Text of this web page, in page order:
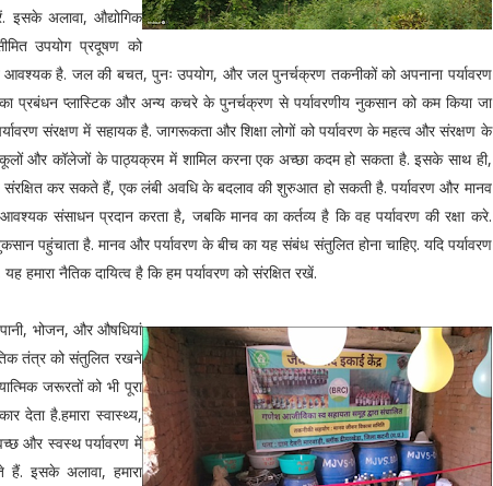
इसके अलावा, औद्योगिक
उपयोग प्रदूषण को
है. जल की बचत, पुनः उपयोग, और जल पुनर्चक्रण तकनीकों को अपनाना पर्यावरण
प्रबंधन प्लास्टिक और अन्य कचरे के पुनर्चक्रण से पर्यावरणीय नुकसान को कम किया जा
संरक्षण में सहायक है. जागरूकता और शिक्षा लोगों को पर्यावरण के महत्व और संरक्षण के
और कॉलेजों के पाठ्यक्रम में शामिल करना एक अच्छा कदम हो सकता है. इसके साथ ही,
कर सकते हैं, एक लंबी अवधि के बदलाव की शुरुआत हो सकती है. पर्यावरण और मानव
संसाधन प्रदान करता है, जबकि मानव का कर्तव्य है कि वह पर्यावरण की रक्षा करे.
पहुंचाता है. मानव और पर्यावरण के बीच का यह संबंध संतुलित होना चाहिए. यदि पर्यावरण
हमारा नैतिक दायित्व है कि हम पर्यावरण को संरक्षित रखें.
भोजन, और औषधियां
तंत्र को संतुलित रखने
जरूरतों को भी पूरा
देता है.हमारा स्वास्थ्य,
और स्वस्थ पर्यावरण में
इसके अलावा, हमारा